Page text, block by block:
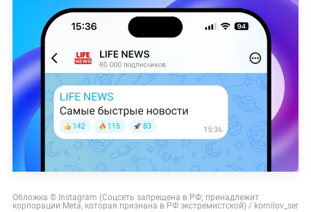
Обложка © Instagram (Соцсеть запрещена в РФ; принадлежит
корпорации Meta, которая признана в РФ экстремистской) / kornilov_ser